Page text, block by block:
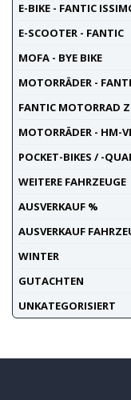
E-BIKE - FANTIC
E-SCOOTER - FANTIC
MOFA - BYE BIKE
MOTORRÄDER -
FANTIC MOTORRAD
MOTORRÄDER - HM-
POCKET-BIKES / -
WEITERE FAHRZEUGE
AUSVERKAUF %
AUSVERKAUF
WINTER
GUTACHTEN
UNKATEGORISIERT